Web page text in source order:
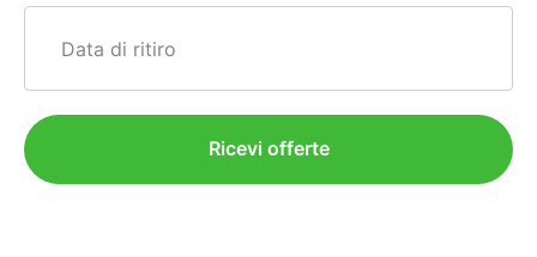
Data di ritiro
Ricevi offerte